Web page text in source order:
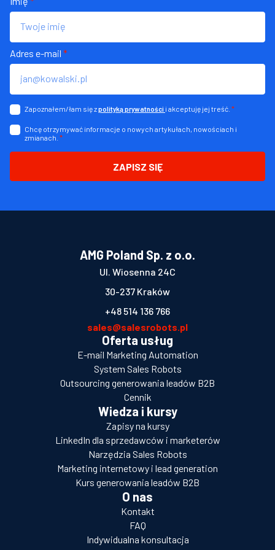
Adres e-mail *
Zapoznałem/łam się zpolityką prywatności i akceptuję jej treść. *
Chcę otrzymywać informacje o nowych artykułach, nowościach i
zmianach. *
ZAPISZ SIĘ
AMG Poland Sp. z o.o.
Ul. Wiosenna 24C
30-237 Kraków
+48 514 136 766
sales@salesrobots.pl
Oferta usług
E-mail Marketing Automation
System Sales Robots
Outsourcing generowania leadów B2B
Cennik
Wiedza i kursy
Zapisy na kursy
LinkedIn dla sprzedawców i marketerów
Narzędzia Sales Robots
Marketing internetowy i lead generation
Kurs generowania leadów B2B
O nas
Kontakt
FAQ
Indywidualna konsultacja